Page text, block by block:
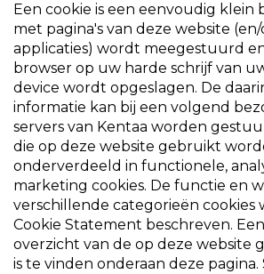
Een cookie is een eenvoudig klein
met pagina's van deze website (en/
applicaties) wordt meegestuurd
browser op uw harde schrijf van
device wordt opgeslagen. De
informatie kan bij een volgend
servers van Kentaa worden
die op deze website gebruikt
onderverdeeld in functionele,
marketing cookies. De functie en
verschillende categorieën cookies
Cookie Statement beschreven.
overzicht van de op deze website
is te vinden onderaan deze pagina.